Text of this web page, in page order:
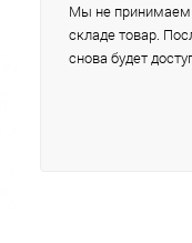
Мы не принимаем
складе товар.
снова будет